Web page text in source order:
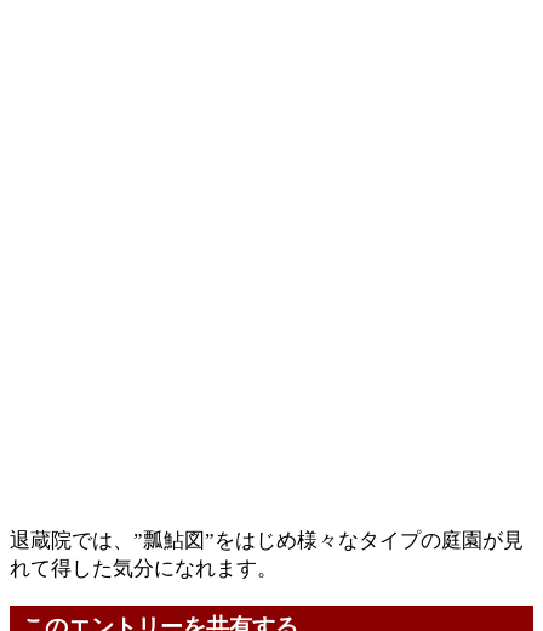
退蔵院では、”瓢鮎図”をはじめ様々なタイプの庭園が見
れて得した気分になれます。